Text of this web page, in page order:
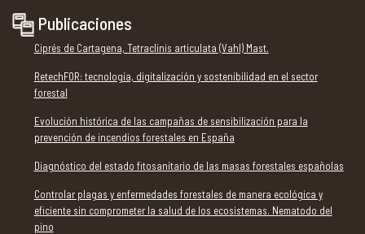
Publicaciones
Ciprés de Cartagena, Tetraclinis articulata (Vahl) Mast.
RetechFOR: tecnología, digitalización y sostenibilidad en el sector
forestal
Evolución histórica de las campañas de sensibilización para la
prevención de incendios forestales en España
Diagnóstico del estado fitosanitario de las masas forestales españolas
Controlar plagas y enfermedades forestales de manera ecológica y
eficiente sin comprometer la salud de los ecosistemas. Nematodo del
pino